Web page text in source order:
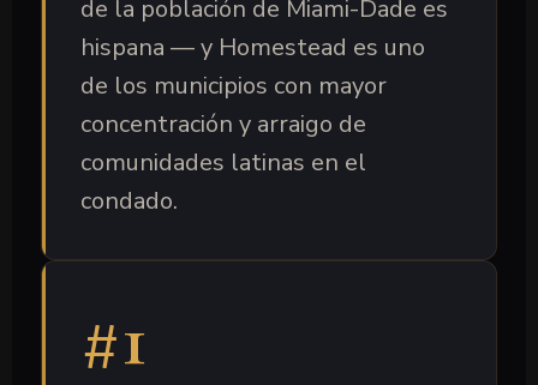
de la población de Miami-Dade es
hispana — y Homestead es uno
de los municipios con mayor
concentración y arraigo de
comunidades latinas en el
condado.
#1